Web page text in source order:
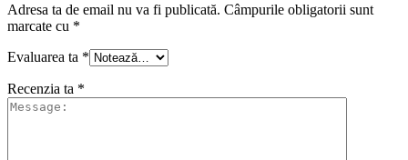
Adresa ta de email nu va fi publicată. Câmpurile obligatorii sunt
marcate cu *
Evaluarea ta *
Recenzia ta *